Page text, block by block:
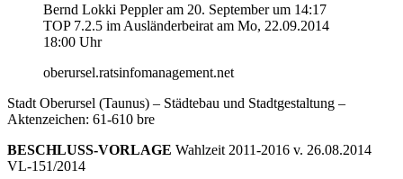
Bernd Lokki Peppler am 20. September um 14:17
TOP 7.2.5 im Ausländerbeirat am Mo, 22.09.2014
18:00 Uhr
oberursel.ratsinfomanagement.net
Stadt Oberursel (Taunus) – Städtebau und Stadtgestaltung –
Aktenzeichen: 61-610 bre
BESCHLUSS-VORLAGE Wahlzeit 2011-2016 v. 26.08.2014
VL-151/2014